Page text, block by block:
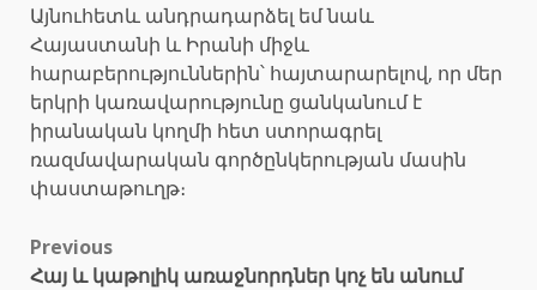
Այնուհետև անդրադարձել եմ նաև
Հայաստանի և Իրանի միջև
հարաբերություններին՝ հայտարարելով, որ մեր
երկրի կառավարությունը ցանկանում է
իրանական կողմի հետ ստորագրել
ռազմավարական գործընկերության մասին
փաստաթուղթ։
Post
Previous
Հայ և կաթոլիկ առաջնորդներ կոչ են անում